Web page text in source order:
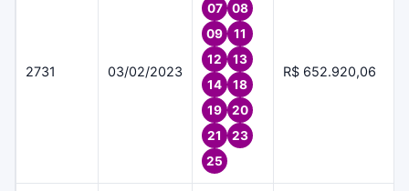
2731 03/02/2023
07
08
09
11
12
13
14
18
19
20
21
23
25
R$ 652.920,06